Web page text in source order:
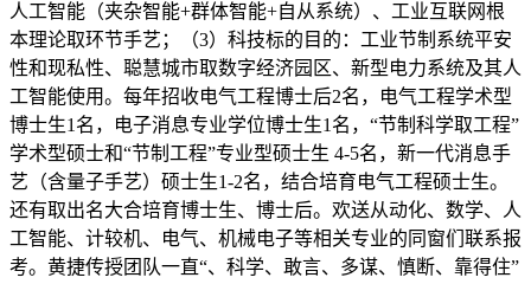
人工智能（夹杂智能+群体智能+自从系统）、工业互联网根
本理论取环节手艺；（3）科技标的目的：工业节制系统平安
性和现私性、聪慧城市取数字经济园区、新型电力系统及其人
工智能使用。每年招收电气工程博士后2名，电气工程学术型
博士生1名，电子消息专业学位博士生1名，“节制科学取工程”
学术型硕士和“节制工程”专业型硕士生 4-5名，新一代消息手
艺（含量子手艺）硕士生1-2名，结合培育电气工程硕士生。
还有取出名大合培育博士生、博士后。欢送从动化、数学、人
工智能、计较机、电气、机械电子等相关专业的同窗们联系报
考。黄捷传授团队一直“、科学、敢言、多谋、慎断、靠得住”